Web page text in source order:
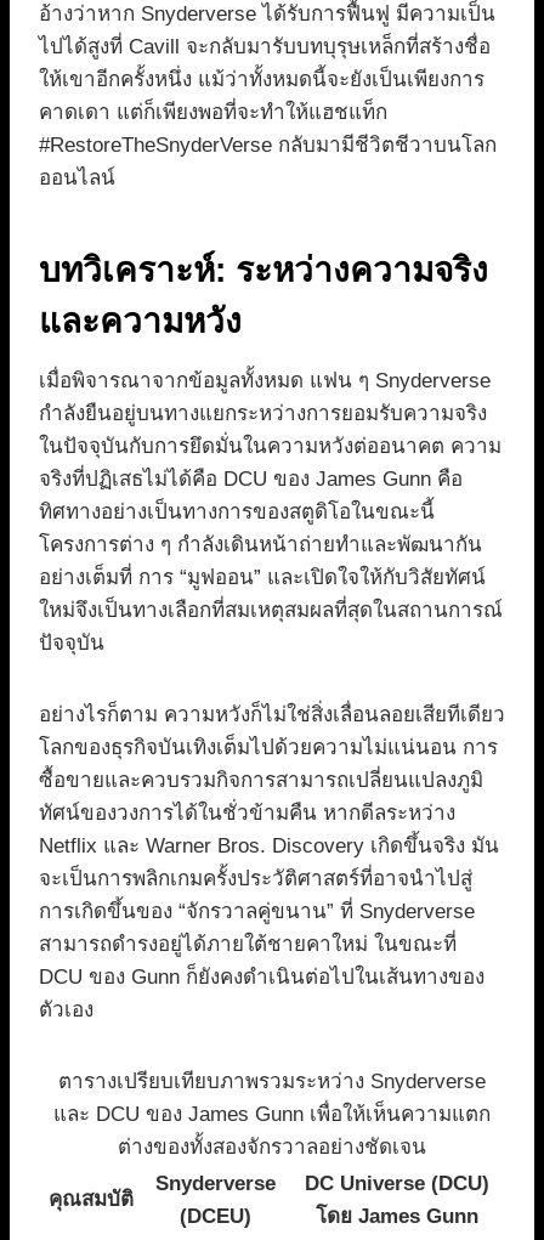
อ้างว่าหาก Snyderverse ได้รับการฟื้นฟู มีความเป็น
ไปได้สูงที่ Cavill จะกลับมารับบทบุรุษเหล็กที่สร้างชื่อ
ให้เขาอีกครั้งหนึ่ง แม้ว่าทั้งหมดนี้จะยังเป็นเพียงการ
คาดเดา แต่ก็เพียงพอที่จะทำให้แฮชแท็ก
#RestoreTheSnyderVerse กลับมามีชีวิตชีวาบนโลก
ออนไลน์
บทวิเคราะห์: ระหว่างความจริง
และความหวัง
เมื่อพิจารณาจากข้อมูลทั้งหมด แฟน ๆ Snyderverse
กำลังยืนอยู่บนทางแยกระหว่างการยอมรับความจริง
ในปัจจุบันกับการยึดมั่นในความหวังต่ออนาคต ความ
จริงที่ปฏิเสธไม่ได้คือ DCU ของ James Gunn คือ
ทิศทางอย่างเป็นทางการของสตูดิโอในขณะนี้
โครงการต่าง ๆ กำลังเดินหน้าถ่ายทำและพัฒนากัน
อย่างเต็มที่ การ “มูฟออน” และเปิดใจให้กับวิสัยทัศน์
ใหม่จึงเป็นทางเลือกที่สมเหตุสมผลที่สุดในสถานการณ์
ปัจจุบัน
อย่างไรก็ตาม ความหวังก็ไม่ใช่สิ่งเลื่อนลอยเสียทีเดียว
โลกของธุรกิจบันเทิงเต็มไปด้วยความไม่แน่นอน การ
ซื้อขายและควบรวมกิจการสามารถเปลี่ยนแปลงภูมิ
ทัศน์ของวงการได้ในชั่วข้ามคืน หากดีลระหว่าง
Netflix และ Warner Bros. Discovery เกิดขึ้นจริง มัน
จะเป็นการพลิกเกมครั้งประวัติศาสตร์ที่อาจนำไปสู่
การเกิดขึ้นของ “จักรวาลคู่ขนาน” ที่ Snyderverse
สามารถดำรงอยู่ได้ภายใต้ชายคาใหม่ ในขณะที่
DCU ของ Gunn ก็ยังคงดำเนินต่อไปในเส้นทางของ
ตัวเอง
ตารางเปรียบเทียบภาพรวมระหว่าง Snyderverse
และ DCU ของ James Gunn เพื่อให้เห็นความแตก
ต่างของทั้งสองจักรวาลอย่างชัดเจน
คุณสมบัติ
Snyderverse
(DCEU)
DC Universe (DCU)
โดย James Gunn